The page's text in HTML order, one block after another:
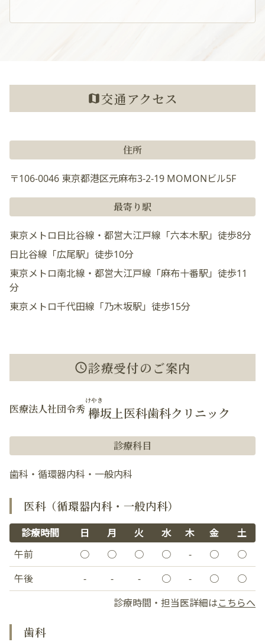
交通アクセス
住所
〒106-0046 東京都港区元麻布3-2-19 MOMONビル5F
最寄り駅
東京メトロ日比谷線・都営大江戸線「六本木駅」徒歩8分
日比谷線「広尾駅」徒歩10分
東京メトロ南北線・都営大江戸線「麻布十番駅」徒歩11
分
東京メトロ千代田線「乃木坂駅」徒歩15分
診療受付のご案内
医療法人社団令秀 欅
けやき
坂上医科歯科クリニック
診療科目
歯科・循環器内科・一般内科
医科（循環器内科・一般内科）
診療時間 日 月 火 水 木 金
土
午前
○ ○ ○ ○ - ○
○
午後
- - - ○ - ○
○
診療時間・担当医詳細はこちらへ
歯科